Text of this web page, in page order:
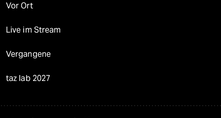
Vor Ort
Live im Stream
Vergangene
taz lab 2027